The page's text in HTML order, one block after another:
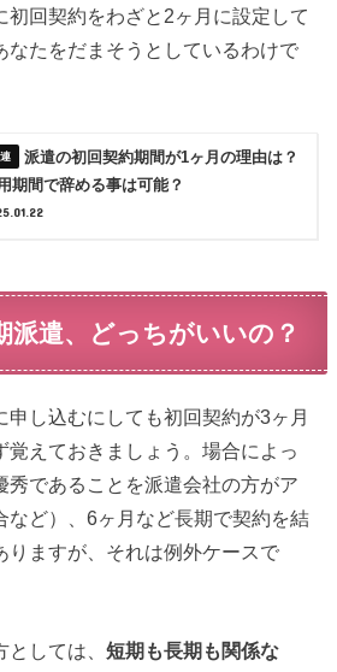
初回契約をわざと2ヶ月に設定して
なたをだまそうとしているわけで
派遣の初回契約期間が1ヶ月の理由は？
期間で辞める事は可能？
派遣、どっちがいいの？
申し込むにしても初回契約が3ヶ月
覚えておきましょう。場合によっ
秀であることを派遣会社の方がア
など）、6ヶ月など長期で契約を結
りますが、それは例外ケースで
としては、短期も長期も関係な